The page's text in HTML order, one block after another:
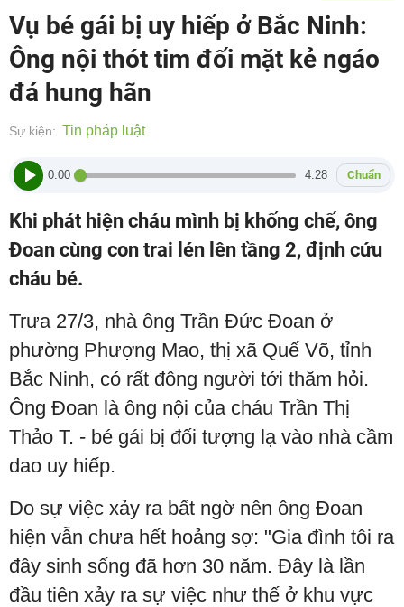
Vụ bé gái bị uy hiếp ở Bắc Ninh:
Ông nội thót tim đối mặt kẻ ngáo
đá hung hãn
Sự kiện: Tin pháp luật
0:00 4:28 Chuẩn
Khi phát hiện cháu mình bị khống chế, ông
Đoan cùng con trai lén lên tầng 2, định cứu
cháu bé.
Trưa 27/3, nhà ông Trần Đức Đoan ở
phường Phượng Mao, thị xã Quế Võ, tỉnh
Bắc Ninh, có rất đông người tới thăm hỏi.
Ông Đoan là ông nội của cháu Trần Thị
Thảo T. - bé gái bị đối tượng lạ vào nhà cầm
dao uy hiếp.
Do sự việc xảy ra bất ngờ nên ông Đoan
hiện vẫn chưa hết hoảng sợ: "Gia đình tôi ra
đây sinh sống đã hơn 30 năm. Đây là lần
đầu tiên xảy ra sự việc như thế ở khu vực